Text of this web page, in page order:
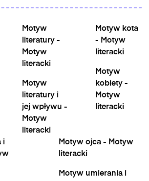
Motyw
literatury -
Motyw
literacki
Motyw
literatury i
jej wpływu -
Motyw
literacki
Motyw kota
- Motyw
literacki
Motyw
kobiety -
Motyw
literacki
i
Motyw ojca - Motyw
literacki
Motyw umierania i